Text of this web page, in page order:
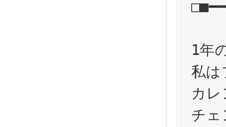
1年
私は
カ
チ